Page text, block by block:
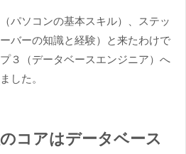
パソコンの基本スキル）、ステッ
バーの知識と経験）と来たわけで
３（データベースエンジニア）へ
した。
コアはデータベース